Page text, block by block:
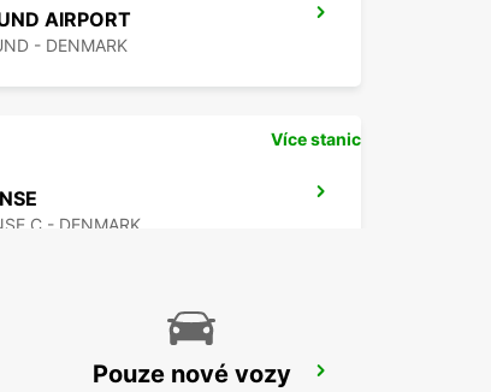
AIRPORT
- DENMARK
C - DENMARK
AIRPORT
Více stanic
Pouze nové vozy